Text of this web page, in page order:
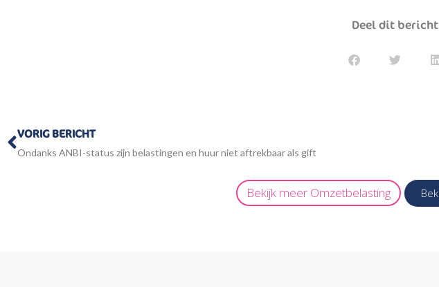
Deel dit bericht
Vorige
VORIG BERICHT
Ondanks ANBI-status zijn belastingen en huur niet aftrekbaar als gift
Bekijk meer Omzetbelasting